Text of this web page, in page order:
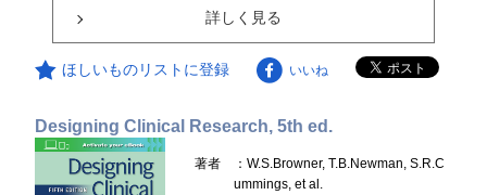
詳しく見る
ほしいものリストに登録 いいね
Designing Clinical Research, 5th ed.
著者
：W.S.Browner, T.B.Newman, S.R.C
ummings, et al.